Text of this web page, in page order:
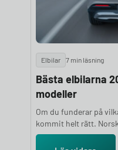
Elbilar 7 min läsning
Bästa elbilarna
modeller
Om du funderar på
kommit helt rätt.
stort antal elbilar varje
välgrundad ranking.